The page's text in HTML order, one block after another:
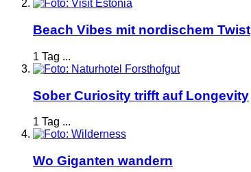
Beach Vibes mit nordischem Twist
1 Tag ...
Sober Curiosity trifft auf Longevity
1 Tag ...
Wo Giganten wandern